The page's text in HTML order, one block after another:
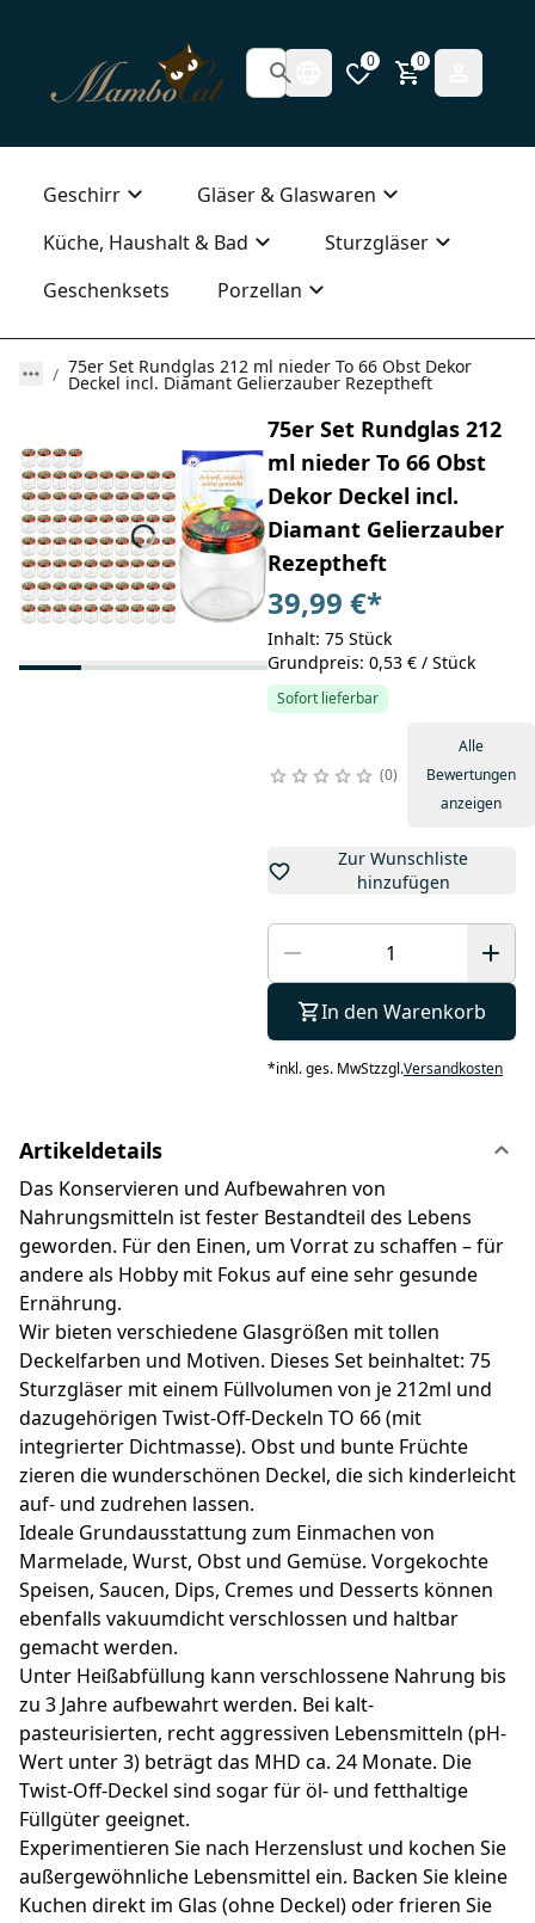
0 0
Geschirr
Gläser & Glaswaren
Küche, Haushalt & Bad
Sturzgläser
Geschenksets
Porzellan
75er Set Rundglas 212 ml nieder To 66 Obst Dekor
Deckel incl. Diamant Gelierzauber Rezeptheft
75er Set Rundglas 212
ml nieder To 66 Obst
Dekor Deckel incl.
Diamant Gelierzauber
Rezeptheft
39,99 €*
Inhalt: 75 Stück
Grundpreis: 0,53 € / Stück
Sofort lieferbar
0
Alle
Bewertungen
anzeigen
Zur Wunschliste
hinzufügen
In den Warenkorb
*inkl. ges. MwStzzgl.Versandkosten
Artikeldetails
Das Konservieren und Aufbewahren von
Nahrungsmitteln ist fester Bestandteil des Lebens
geworden. Für den Einen, um Vorrat zu schaffen – für
andere als Hobby mit Fokus auf eine sehr gesunde
Ernährung.
Wir bieten verschiedene Glasgrößen mit tollen
Deckelfarben und Motiven. Dieses Set beinhaltet: 75
Sturzgläser mit einem Füllvolumen von je 212ml und
dazugehörigen Twist-Off-Deckeln TO 66 (mit
integrierter Dichtmasse). Obst und bunte Früchte
zieren die wunderschönen Deckel, die sich kinderleicht
auf- und zudrehen lassen.
Ideale Grundausstattung zum Einmachen von
Marmelade, Wurst, Obst und Gemüse. Vorgekochte
Speisen, Saucen, Dips, Cremes und Desserts können
ebenfalls vakuumdicht verschlossen und haltbar
gemacht werden.
Unter Heißabfüllung kann verschlossene Nahrung bis
zu 3 Jahre aufbewahrt werden. Bei kalt-
pasteurisierten, recht aggressiven Lebensmitteln (pH-
Wert unter 3) beträgt das MHD ca. 24 Monate. Die
Twist-Off-Deckel sind sogar für öl- und fetthaltige
Füllgüter geeignet.
Experimentieren Sie nach Herzenslust und kochen Sie
außergewöhnliche Lebensmittel ein. Backen Sie kleine
Kuchen direkt im Glas (ohne Deckel) oder frieren Sie